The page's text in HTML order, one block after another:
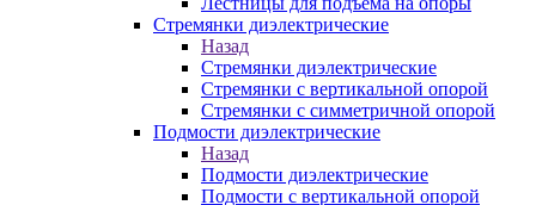
Стремянки диэлектрические
Назад
Стремянки диэлектрические
Стремянки с вертикальной опорой
Стремянки с симметричной опорой
Подмости диэлектрические
Назад
Подмости диэлектрические
Подмости с вертикальной опорой